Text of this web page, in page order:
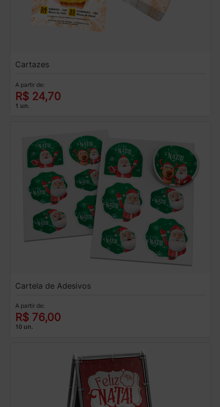
Cartazes
A partir de:
R$ 24,70
1 un.
Cartela de Adesivos
A partir de:
R$ 76,00
10 un.